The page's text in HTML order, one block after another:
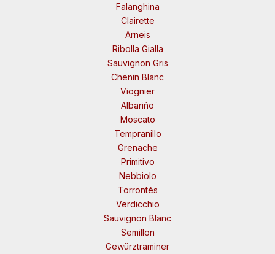
Falanghina
Clairette
Arneis
Ribolla Gialla
Sauvignon Gris
Chenin Blanc
Viognier
Albariño
Moscato
Tempranillo
Grenache
Primitivo
Nebbiolo
Torrontés
Verdicchio
Sauvignon Blanc
Semillon
Gewürztraminer